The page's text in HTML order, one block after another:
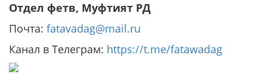
Отдел фетв, Муфтият РД
Почта: fatavadag@mail.ru
Канал в Телеграм: https://t.me/fatawadag